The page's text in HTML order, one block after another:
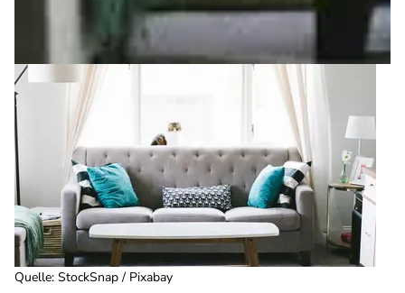
Quelle: StockSnap / Pixabay